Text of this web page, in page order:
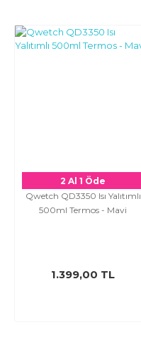
2 Al 1 Öde
Qwetch QD3350 Isı Yalıtımlı
500ml Termos - Mavi
1.399,00 TL